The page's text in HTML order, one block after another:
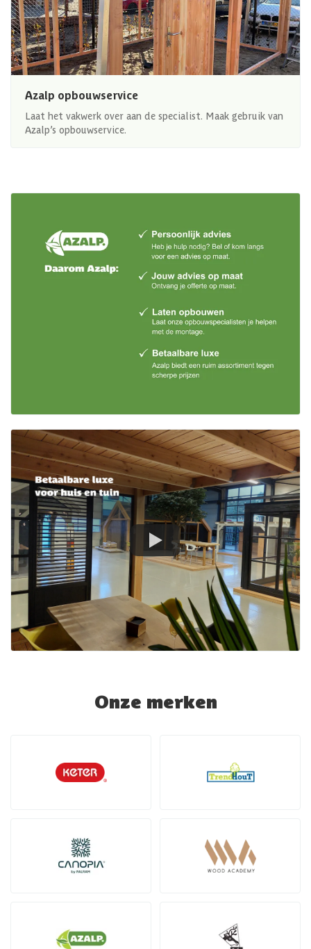
Azalp opbouwservice
Laat het vakwerk over aan de specialist. Maak gebruik van
Azalp’s opbouwservice.
Onze merken